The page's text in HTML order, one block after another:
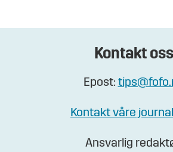
Kontakt oss
Epost:
Kontakt våre
Ansvarlig